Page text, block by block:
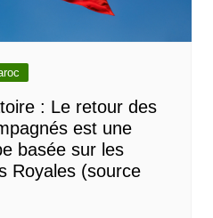
: Le retour des
est une
basée sur les
Royales (source